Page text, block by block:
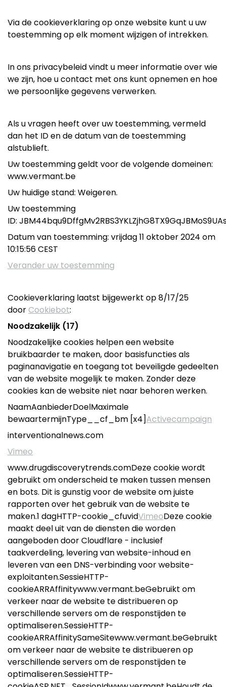
Via de cookieverklaring op onze website kunt u uw
toestemming op elk moment wijzigen of intrekken.
In ons privacybeleid vindt u meer informatie over wie
we zijn, hoe u contact met ons kunt opnemen en hoe
we persoonlijke gegevens verwerken.
Als u vragen heeft over uw toestemming, vermeld
dan het ID en de datum van de toestemming
alstublieft.
Uw toestemming geldt voor de volgende domeinen:
www.vermant.be
Uw huidige stand: Weigeren.
Uw toestemming
ID:
Datum van toestemming: vrijdag 11 oktober 2024 om
10:15:56 CEST
Verander uw toestemming
Cookieverklaring laatst bijgewerkt op 8/17/25
doorCookiebot:
Noodzakelijk (17)
Noodzakelijke cookies helpen een website
bruikbaarder te maken, door basisfuncties als
paginanavigatie en toegang tot beveiligde gedeelten
van de website mogelijk te maken. Zonder deze
cookies kan de website niet naar behoren werken.
NaamAanbiederDoelMaximale
bewaartermijnType__cf_bm [x4]Activecampaign
interventionalnews.com
Vimeo
www.drugdiscoverytrends.comDeze cookie wordt
gebruikt om onderscheid te maken tussen mensen
en bots. Dit is gunstig voor de website om juiste
rapporten over het gebruik van de website te
maken.1 dagHTTP-cookie_cfuvidVimeoDeze cookie
maakt deel uit van de diensten die worden
aangeboden door Cloudflare - inclusief
taakverdeling, levering van website-inhoud en
leveren van een DNS-verbinding voor website-
exploitanten.SessieHTTP-
cookieARRAffinitywww.vermant.beGebruikt om
verkeer naar de website te distribueren op
verschillende servers om de responstijden te
optimaliseren.SessieHTTP-
cookieARRAffinitySameSitewww.vermant.beGebruikt
om verkeer naar de website te distribueren op
verschillende servers om de responstijden te
optimaliseren.SessieHTTP-